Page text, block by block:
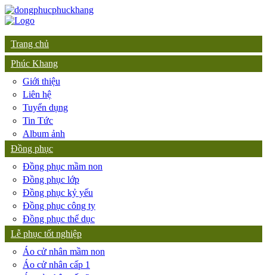
Trang chủ
Phúc Khang
Giới thiệu
Liên hệ
Tuyển dụng
Tin Tức
Album ảnh
Đồng phục
Đồng phục mầm non
Đồng phục lớp
Đồng phục kỷ yếu
Đồng phục công ty
Đồng phục thể dục
Lễ phục tốt nghiệp
Áo cử nhân mầm non
Áo cử nhân cấp 1